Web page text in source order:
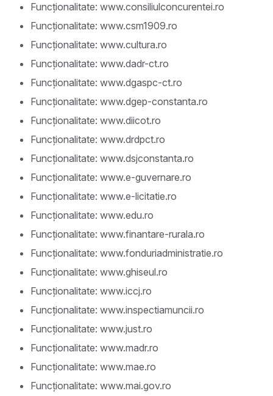
Funcționalitate: www.consiliulconcurentei.ro
Funcționalitate: www.csm1909.ro
Funcționalitate: www.cultura.ro
Funcționalitate: www.dadr-ct.ro
Funcționalitate: www.dgaspc-ct.ro
Funcționalitate: www.dgep-constanta.ro
Funcționalitate: www.diicot.ro
Funcționalitate: www.drdpct.ro
Funcționalitate: www.dsjconstanta.ro
Funcționalitate: www.e-guvernare.ro
Funcționalitate: www.e-licitatie.ro
Funcționalitate: www.edu.ro
Funcționalitate: www.finantare-rurala.ro
Funcționalitate: www.fonduriadministratie.ro
Funcționalitate: www.ghiseul.ro
Funcționalitate: www.iccj.ro
Funcționalitate: www.inspectiamuncii.ro
Funcționalitate: www.just.ro
Funcționalitate: www.madr.ro
Funcționalitate: www.mae.ro
Funcționalitate: www.mai.gov.ro